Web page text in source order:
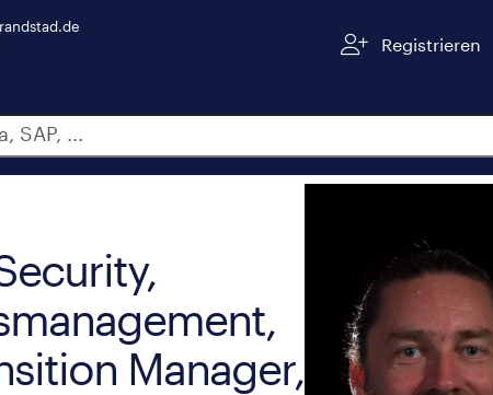
Registrieren
Manager,